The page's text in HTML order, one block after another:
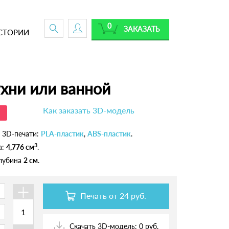
ЗАКАЗАТЬ
0
или ванной
Как заказать 3D-модель
печати: PLA-пластик, ABS-пластик.
4,776 см3.
2 см.
+
Печать от 24 руб.
Скачать 3D-модель: 0 руб.